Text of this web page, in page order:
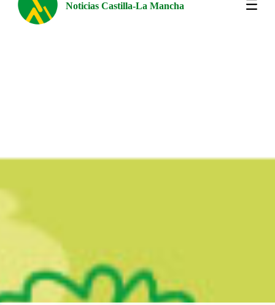
Noticias Castilla-La Mancha